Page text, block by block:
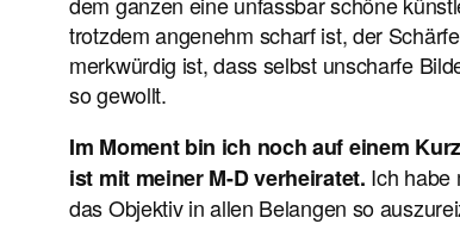
trotzdem angenehm scharf ist, der
merkwürdig ist, dass selbst unscharfe
so gewollt.
Im Moment bin ich noch auf einem
ist mit meiner M-D verheiratet. Ich habe
das Objektiv in allen Belangen so